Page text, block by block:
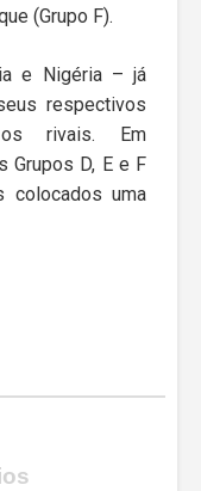
(Grupo F).
e Nigéria – já
respectivos
os rivais. Em
Grupos D, E e F
colocados uma